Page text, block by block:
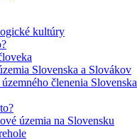
kultúry
Slovenska a Slovákov
členenia Slovenska
územia na Slovensku